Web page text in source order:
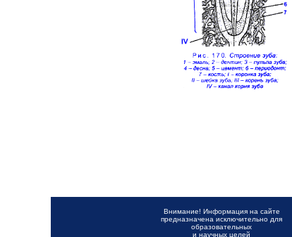
Внимание! Информация на сайте
предназначена исключительно для
образовательных
и научных целей